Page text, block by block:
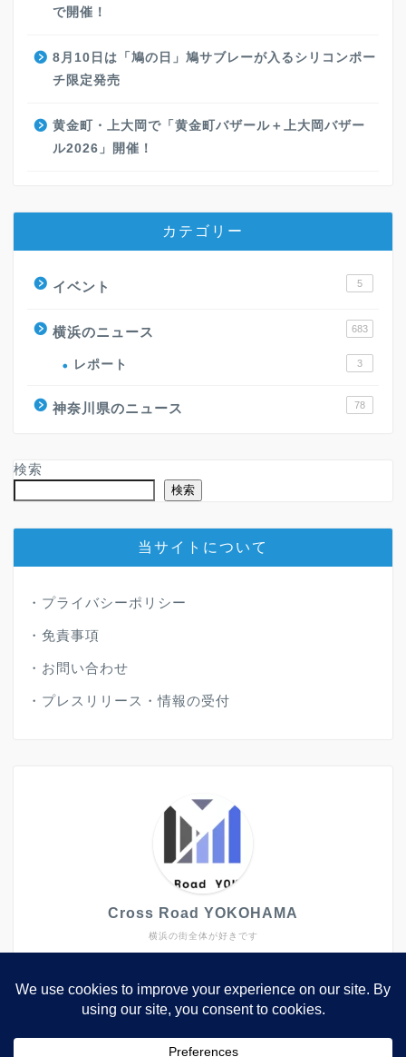
で開催！
8月10日は「鳩の日」鳩サブレーが入るシリコンポー
チ限定発売
黄金町・上大岡で「黄金町バザール＋上大岡バザー
ル2026」開催！
カテゴリー
イベント 5
横浜のニュース 683
レポート 3
神奈川県のニュース 78
検索
検索
当サイトについて
・ プライバシーポリシー
・ 免責事項
・ お問い合わせ
・ プレスリリース・情報の受付
横浜の街全体が好きです
Cross Road YOKOHAMA
なトピックスも発信していきたいと思ってします。
2006年から2022年まで、西区や中区で生活していまし
た。2023年に転職で関西へ。横浜は元々大好きな街で
た。2024年に再び横浜へ戻ってきました。